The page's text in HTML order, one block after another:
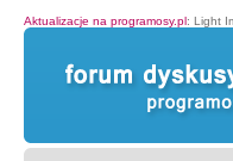
Aktualizacje na programosy.pl: Light